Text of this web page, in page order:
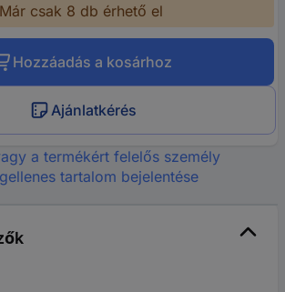
Már csak 8 db érhető el
Hozzáadás a kosárhoz
Ajánlatkérés
a termékért felelős személy
tartalom bejelentése